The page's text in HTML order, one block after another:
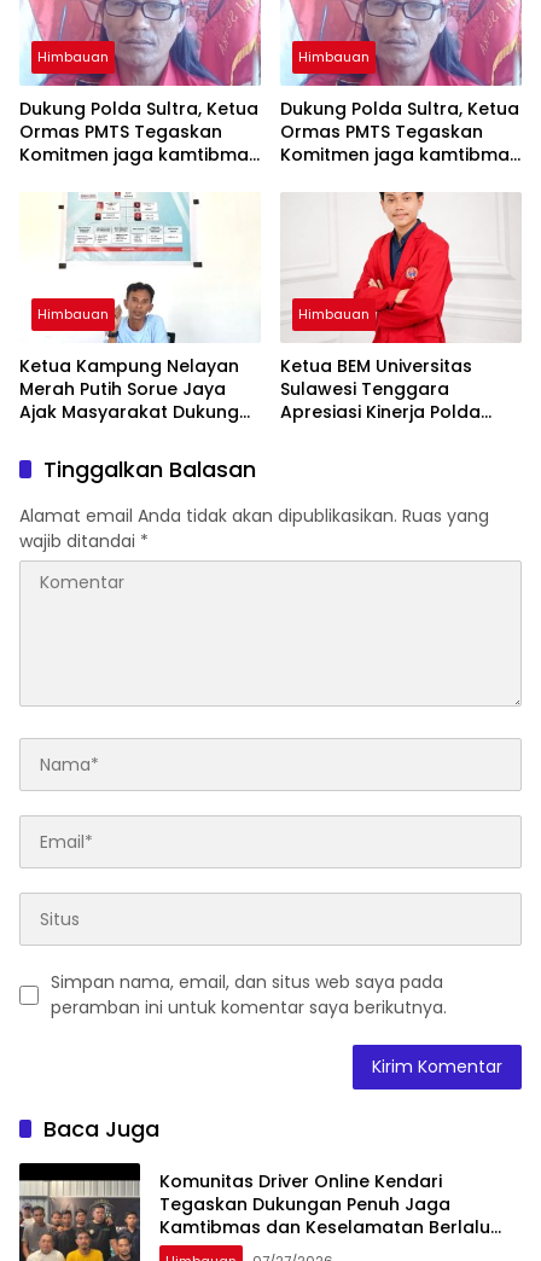
Himbauan
Dukung Polda Sultra, Ketua
Ormas PMTS Tegaskan
Komitmen jaga kamtibmas
Himbauan
Dukung Polda Sultra, Ketua
Ormas PMTS Tegaskan
Komitmen jaga kamtibmas
Himbauan
Ketua Kampung Nelayan
Merah Putih Sorue Jaya
Ajak Masyarakat Dukung
Jaga Kelestarian Laut
Himbauan
Ketua BEM Universitas
Sulawesi Tenggara
Apresiasi Kinerja Polda
Tinggalkan Balasan
Alamat email Anda tidak akan dipublikasikan. Ruas yang
wajib ditandai *
Simpan nama, email, dan situs web saya pada
peramban ini untuk komentar saya berikutnya.
Baca Juga
Komunitas Driver Online Kendari
Tegaskan Dukungan Penuh Jaga
Kamtibmas dan Keselamatan Berlalu
Lintas